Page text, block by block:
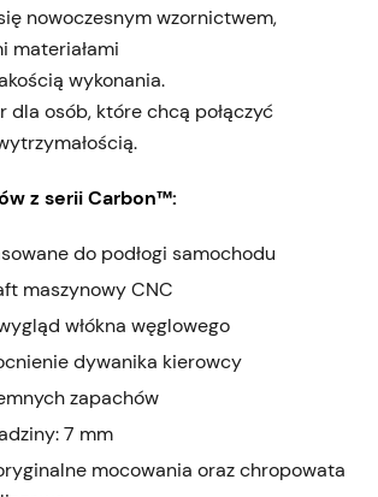
nowoczesnym wzornictwem,
materiałami
wykonania.
dla osób, które chcą połączyć
z serii Carbon™:
do podłogi samochodu
maszynowy CNC
włókna węglowego
dywanika kierowcy
zapachów
7 mm
mocowania oraz chropowata